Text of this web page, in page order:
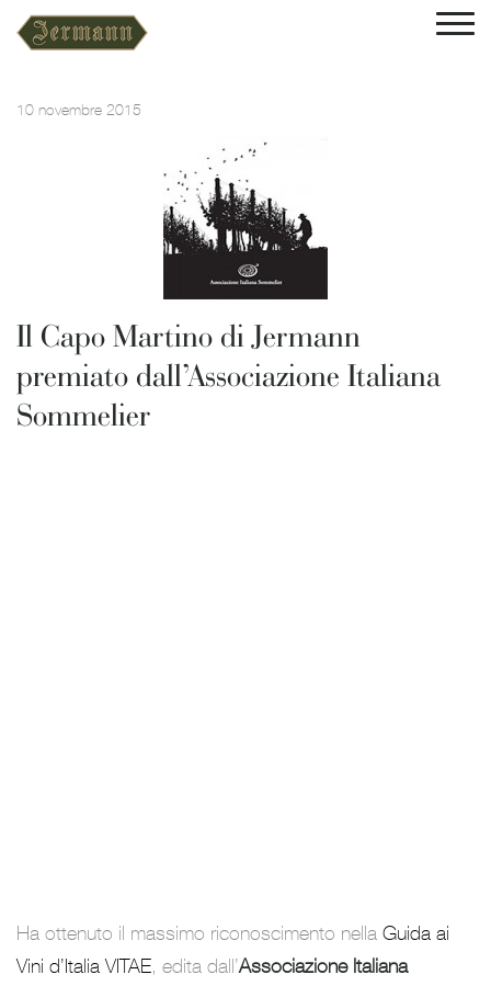
10 novembre 2015
Il Capo Martino di Jermann
premiato dall’Associazione Italiana
Sommelier
Ha ottenuto il massimo riconoscimento nella Guida ai
Vini d’Italia VITAE, edita dall’Associazione Italiana